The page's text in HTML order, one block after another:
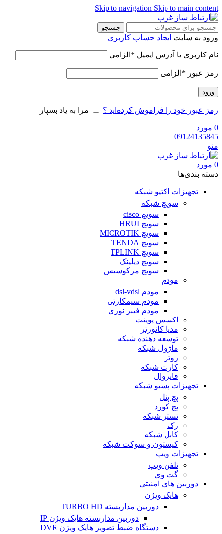
Skip to navigation Skip to main content
جستجو
ورود به سایت ایجاد حساب کاربری
نام کاربری یا آدرس ایمیل * الزامی
رمز عبور * الزامی
ورود
رمز عبور خود را فراموش کرده‌اید ؟ مرا به یاد بسپار
0 مورد
09124135845
منو
0 مورد
دسته‌ بندی‌ها
تجهیزات اکتیو شبکه
سویچ شبکه
سویچ cisco
سویچ HRUI
سویچ MICROTIK
سویچ TENDA
سویچ TPLINK
سویچ دیلینک
سویچ مرکوسیس
مودم
مودم dsl-vdsl
مودم سیمکارتی
مودم فیبر نوری
اکسس پوینت
مدیا کانورتر
توسعه دهنده شبکه
ماژول شبکه
روتر
کارت شبکه
فایروال
تجهیزات پسیو شبکه
پچ پنل
پچ کورد
تستر شبکه
رک
کابل شبکه
کیستون و سوکت شبکه
تجهیزات ویپ
تلفن ویپ
گت وی
دوربین های امنیتی
هایک ویژن
دوربین مداربسته TURBO HD
دوربین مداربسته هایک ویژن IP
دستگاه ضبط تصویر هایک ویژن DVR